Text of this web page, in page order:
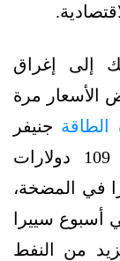
إلى إغراق
الأسعار مرة
الطاقة جنيفر
غرانهولم عندما كان سعر النفط 109 دولارات
الغاز يكلف 4.25 دولارًا في المضخة،
أسبوع سييرا
من النفط